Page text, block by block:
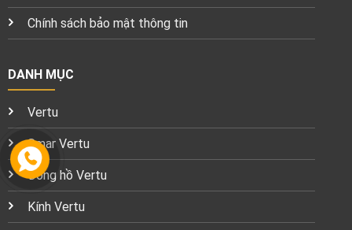
Chính sách bảo mật thông tin
DANH MỤC
Vertu
Smar Vertu
Đồng hồ Vertu
Kính Vertu